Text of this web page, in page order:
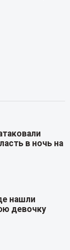
в ночь на
нашли
девочку